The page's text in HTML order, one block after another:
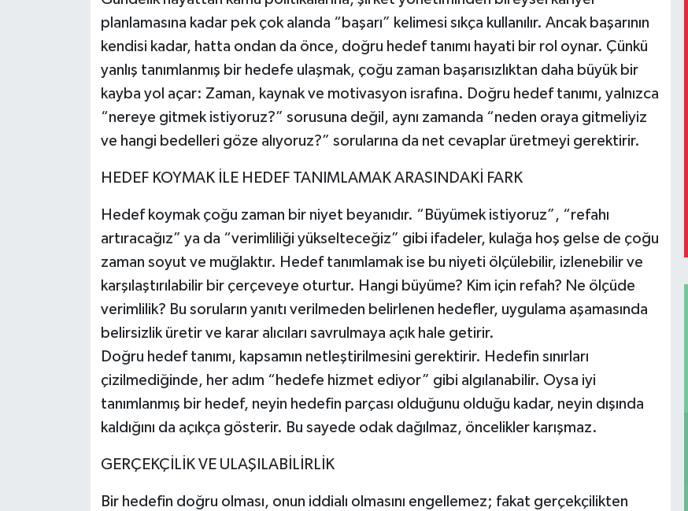
planlamasına kadar pek çok alanda “başarı” kelimesi sıkça kullanılır. Ancak başarının
kendisi kadar, hatta ondan da önce, doğru hedef tanımı hayati bir rol oynar. Çünkü
yanlış tanımlanmış bir hedefe ulaşmak, çoğu zaman başarısızlıktan daha büyük bir
kayba yol açar: Zaman, kaynak ve motivasyon israfına. Doğru hedef tanımı, yalnızca
“nereye gitmek istiyoruz?” sorusuna değil, aynı zamanda “neden oraya gitmeliyiz
ve hangi bedelleri göze alıyoruz?” sorularına da net cevaplar üretmeyi gerektirir.
HEDEF KOYMAK İLE HEDEF TANIMLAMAK ARASINDAKİ FARK
Hedef koymak çoğu zaman bir niyet beyanıdır. “Büyümek istiyoruz”, “refahı
artıracağız” ya da “verimliliği yükselteceğiz” gibi ifadeler, kulağa hoş gelse de çoğu
zaman soyut ve muğlaktır. Hedef tanımlamak ise bu niyeti ölçülebilir, izlenebilir ve
karşılaştırılabilir bir çerçeveye oturtur. Hangi büyüme? Kim için refah? Ne ölçüde
verimlilik? Bu soruların yanıtı verilmeden belirlenen hedefler, uygulama aşamasında
belirsizlik üretir ve karar alıcıları savrulmaya açık hale getirir.
Doğru hedef tanımı, kapsamın netleştirilmesini gerektirir. Hedefin sınırları
çizilmediğinde, her adım “hedefe hizmet ediyor” gibi algılanabilir. Oysa iyi
tanımlanmış bir hedef, neyin hedefin parçası olduğunu olduğu kadar, neyin dışında
kaldığını da açıkça gösterir. Bu sayede odak dağılmaz, öncelikler karışmaz.
GERÇEKÇİLİK VE ULAŞILABİLİRLİK
Bir hedefin doğru olması, onun iddialı olmasını engellemez; fakat gerçekçilikten
Resmi İlanlar
Teknoloji
Video Haber
Yeme-İçme